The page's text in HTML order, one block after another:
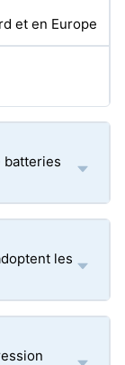
et en Europe
batteries
les